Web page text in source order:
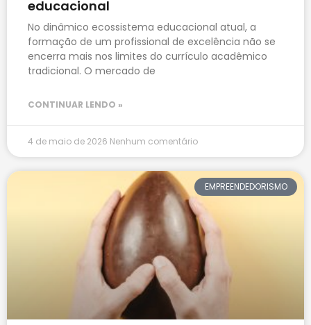
educacional
No dinâmico ecossistema educacional atual, a
formação de um profissional de excelência não se
encerra mais nos limites do currículo acadêmico
tradicional. O mercado de
CONTINUAR LENDO »
4 de maio de 2026 Nenhum comentário
EMPREENDEDORISMO